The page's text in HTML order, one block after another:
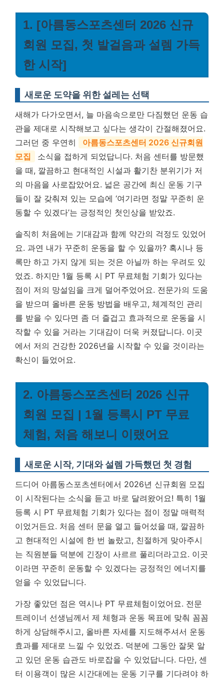
1. [아름동스포츠센터 2026 신규
회원 모집, 첫 발걸음과 설렘 가득
한 시작]
새로운 도약을 위한 설레는 선택
새해가 다가오면서, 늘 마음속으로만 다짐했던 운동 습
관을 제대로 시작해보고 싶다는 생각이 간절해졌어요.
그러던 중 우연히
아름동스포츠센터 2026 신규회원
모집
소식을 접하게 되었답니다. 처음 센터를 방문했
을 때, 깔끔하고 현대적인 시설과 활기찬 분위기가 저
의 마음을 사로잡았어요. 넓은 공간에 최신 운동 기구
들이 잘 갖춰져 있는 모습에 ‘여기라면 정말 꾸준히 운
동할 수 있겠다’는 긍정적인 첫인상을 받았죠.
솔직히 처음에는 기대감과 함께 약간의 걱정도 있었어
요. 과연 내가 꾸준히 운동을 할 수 있을까? 혹시나 등
록만 하고 가지 않게 되는 것은 아닐까 하는 우려도 있
었죠. 하지만 1월 등록 시 PT 무료체험 기회가 있다는
점이 저의 망설임을 크게 덜어주었어요. 전문가의 도움
을 받으며 올바른 운동 방법을 배우고, 체계적인 관리
를 받을 수 있다면 좀 더 즐겁고 효과적으로 운동을 시
작할 수 있을 거라는 기대감이 더욱 커졌답니다. 이곳
에서 저의 건강한 2026년을 시작할 수 있을 것이라는
확신이 들었어요.
2. 아름동스포츠센터 2026 신규
회원 모집 | 1월 등록시 PT 무료
체험, 처음 해보니 이랬어요
새로운 시작, 기대와 설렘 가득했던 첫 경험
드디어 아름동스포츠센터에서 2026년 신규회원 모집
이 시작된다는 소식을 듣고 바로 달려왔어요! 특히 1월
등록 시 PT 무료체험 기회가 있다는 점이 정말 매력적
이었거든요. 처음 센터 문을 열고 들어섰을 때, 깔끔하
고 현대적인 시설에 한 번 놀랐고, 친절하게 맞아주시
는 직원분들 덕분에 긴장이 사르르 풀리더라고요. 이곳
이라면 꾸준히 운동할 수 있겠다는 긍정적인 에너지를
얻을 수 있었답니다.
가장 좋았던 점은 역시나 PT 무료체험이었어요. 전문
트레이너 선생님께서 제 체형과 운동 목표에 맞춰 꼼꼼
하게 상담해주시고, 올바른 자세를 지도해주셔서 운동
효과를 제대로 느낄 수 있었죠. 덕분에 그동안 잘못 알
고 있던 운동 습관도 바로잡을 수 있었답니다. 다만, 센
터 이용객이 많은 시간대에는 운동 기구를 기다려야 하